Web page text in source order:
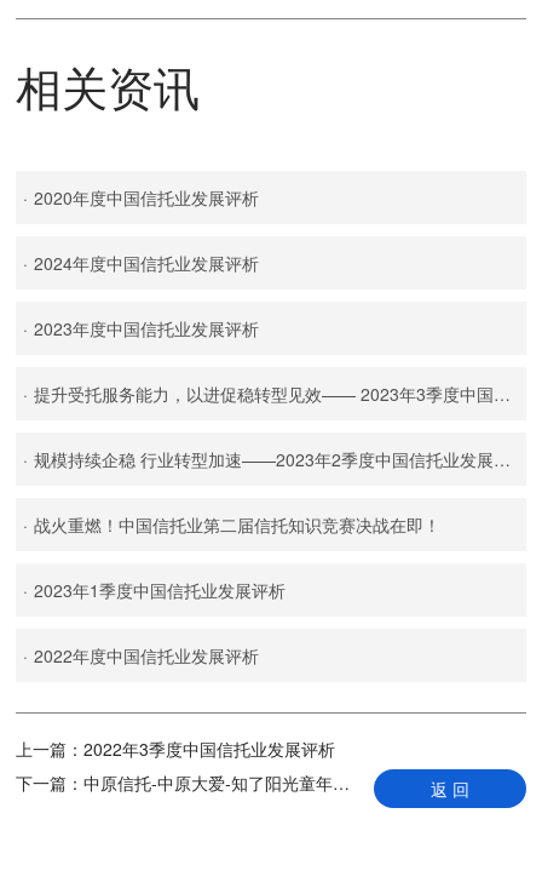
相关资讯
· 2020年度中国信托业发展评析
· 2024年度中国信托业发展评析
· 2023年度中国信托业发展评析
· 提升受托服务能力，以进促稳转型见效—— 2023年3季度中国信托业发展评析
· 规模持续企稳 行业转型加速——2023年2季度中国信托业发展评析
· 战火重燃！中国信托业第二届信托知识竞赛决战在即！
· 2023年1季度中国信托业发展评析
· 2022年度中国信托业发展评析
上一篇：2022年3季度中国信托业发展评析
下一篇：中原信托-中原大爱-知了阳光童年慈善信托计划启动仪式圆满举行 返 回